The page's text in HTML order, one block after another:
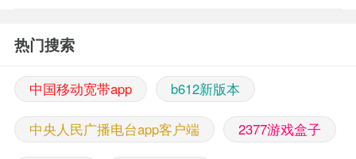
热门搜索
中国移动宽带app b612新版本
中央人民广播电台app客户端 2377游戏盒子